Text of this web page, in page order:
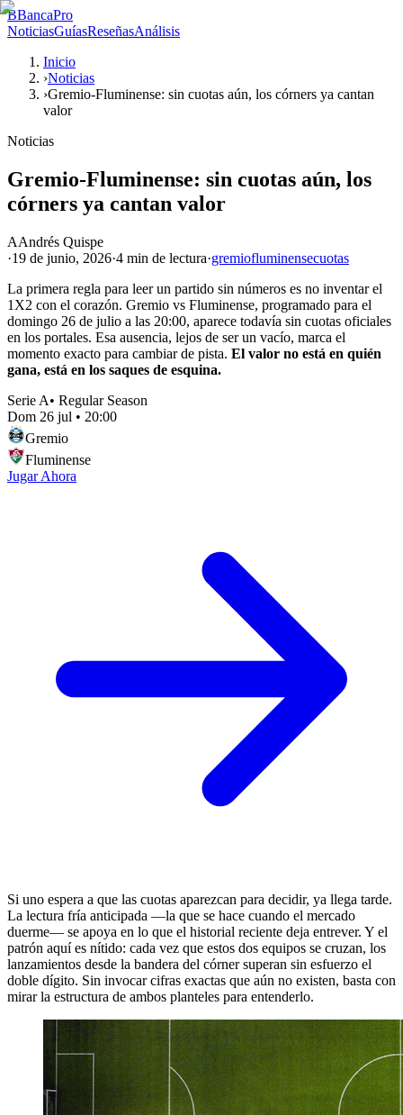
BBancaPro
NoticiasGuíasReseñasAnálisis
Inicio
›Noticias
›Gremio-Fluminense: sin cuotas aún, los córners ya cantan
valor
Noticias
Gremio-Fluminense: sin cuotas aún, los
córners ya cantan valor
AAndrés Quispe
·19 de junio, 2026·4 min de lectura·gremiofluminensecuotas
La primera regla para leer un partido sin números es no inventar el
1X2 con el corazón. Gremio vs Fluminense, programado para el
domingo 26 de julio a las 20:00, aparece todavía sin cuotas oficiales
en los portales. Esa ausencia, lejos de ser un vacío, marca el
momento exacto para cambiar de pista. El valor no está en quién
gana, está en los saques de esquina.
Serie A• Regular Season
Dom 26 jul • 20:00
Gremio
Fluminense
Jugar Ahora
Si uno espera a que las cuotas aparezcan para decidir, ya llega tarde.
La lectura fría anticipada —la que se hace cuando el mercado
duerme— se apoya en lo que el historial reciente deja entrever. Y el
patrón aquí es nítido: cada vez que estos dos equipos se cruzan, los
lanzamientos desde la bandera del córner superan sin esfuerzo el
doble dígito. Sin invocar cifras exactas que aún no existen, basta con
mirar la estructura de ambos planteles para entenderlo.